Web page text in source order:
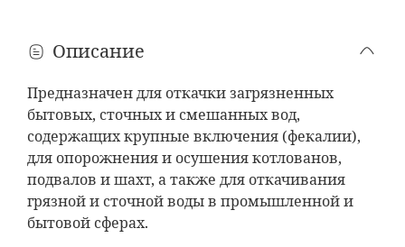
Районные города
До18:00· толькопн–пт
Ориентировочно: вторник, 11 августа
Деревни и агрогородки
1–2 дня ? расчет...
Толькопн–пт· время доставки на усмотрение водителя
Ориентировочно: 11 или среда, 12 августа
Описание
Предназначен для откачки загрязненных
бытовых, сточных и смешанных вод,
содержащих крупные включения (фекалии),
для опорожнения и осушения котлованов,
подвалов и шахт, а также для откачивания
грязной и сточной воды в промышленной и
бытовой сферах.